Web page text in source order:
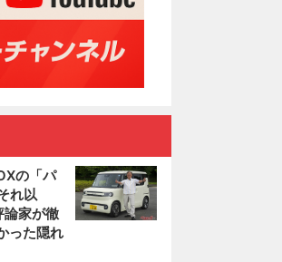
の「パ
れ以
家が徹
った隠れ